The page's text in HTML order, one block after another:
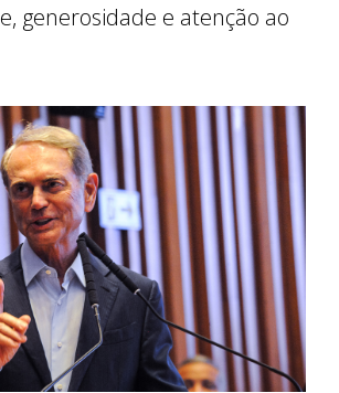
generosidade e atenção ao